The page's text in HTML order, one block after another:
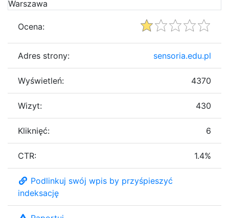
Ocena:
Adres strony: sensoria.edu.pl
Wyświetleń: 4370
Wizyt: 430
Kliknięć: 6
CTR: 1.4%
Podlinkuj swój wpis by przyśpieszyć
indeksację